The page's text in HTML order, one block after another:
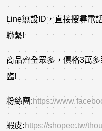
Line無設ID，直接搜尋電
聯繫!
商品齊全眾多，價格3萬
臨!
粉絲團:https://
蝦皮:https://shopee.tw/